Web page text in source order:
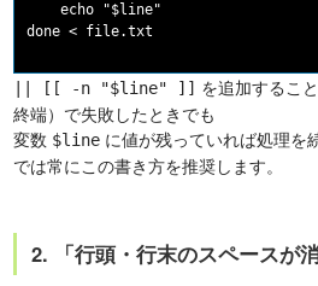
    echo "$line"
|| [[ -n "$line" ]] を追加するこ
終端）で失敗したときでも
変数 $line に値が残っていれば処理を
では常にこの書き方を推奨します。
2. 「行頭・行末のスペースが